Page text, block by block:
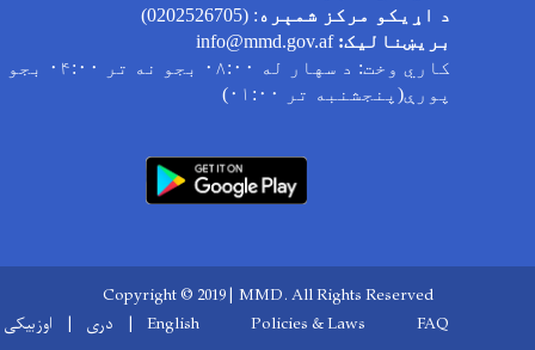
د اړیکو مرکز شمېره : (0202526705)
بریښنالیک:info@mmd.gov.af
کاري وخت
: د سهار له ۰۸:۰۰ بجو نه تر ۰۴:۰۰ بجو
پورې(پنجشنبه تر ۰۱:۰۰)
Copyright © 2019 | MMD. All Rights Reserved
Footer menu
FAQ
Policies & Laws
English دری اوزبیکی